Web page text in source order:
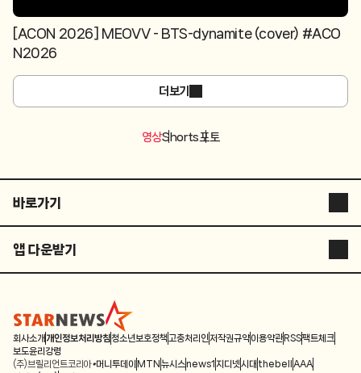
[ACON 2026] MEOVV - BTS-dynamite (cover) #ACO
N2026
더보기
영상Shorts포토
바로가기
스타뉴스 코리아
스타플러스
ASIA ARTIST AWARDS
별별스포츠TV
앱 다운받기
STARPOLL
회사소개 개인정보처리방침청소년보호정책 고충처리인저작권규약이용약관 RSS팩트체크
보도윤리강령
(주)브릴리언트코리아 머니투데이 MTN 뉴시스news1 지디넷시대 thebell AAA